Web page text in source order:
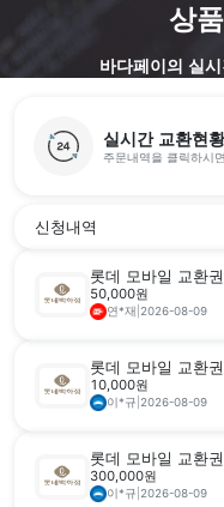
상
바다페이의 실
실시간 교환현
주문내역을 클릭하시
신청내역
롯데 모바일 교환
50,000원
연*재 2026-08-09
롯데 모바일 교환
10,000원
이*규 2026-08-09
롯데 모바일 교환
300,000원
이*규 2026-08-09